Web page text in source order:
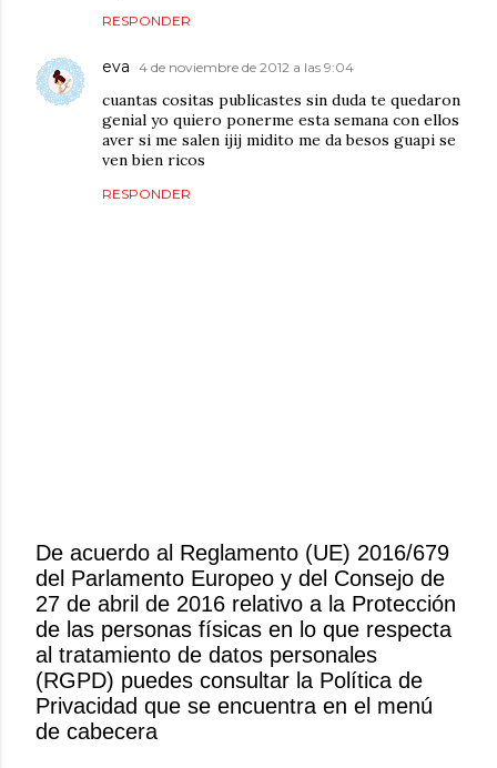
RESPONDER
eva 4 de noviembre de 2012 a las 9:04
cuantas cositas publicastes sin duda te quedaron
genial yo quiero ponerme esta semana con ellos
aver si me salen ijij midito me da besos guapi se
ven bien ricos
RESPONDER
P
u
b
l
i
c
a
De acuerdo al Reglamento (UE) 2016/679
del Parlamento Europeo y del Consejo de
27 de abril de 2016 relativo a la Protección
de las personas físicas en lo que respecta
al tratamiento de datos personales
(RGPD) puedes consultar la Política de
Privacidad que se encuentra en el menú
de cabecera